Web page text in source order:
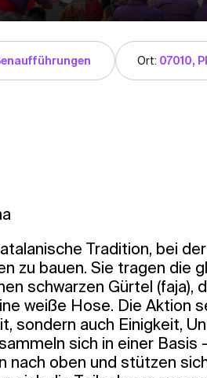
Ort: 07010,
Tradition, bei
zu bauen. Sie tragen die
schwarzen Gürtel (faja),
weiße Hose. Die Aktion
sondern auch Einigkeit,
sich in einer Basis
nach oben und stützen